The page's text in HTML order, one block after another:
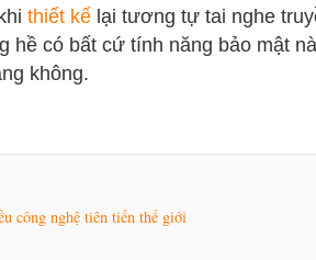
thiết kế lại tương tự tai nghe
hề có bất cứ tính năng bảo mật
không.
công nghệ tiên tiến thế giới